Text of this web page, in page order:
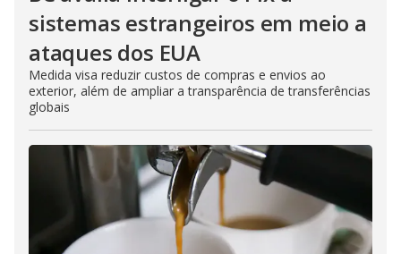
sistemas estrangeiros em meio a
ataques dos EUA
Medida visa reduzir custos de compras e envios ao
exterior, além de ampliar a transparência de transferências
globais